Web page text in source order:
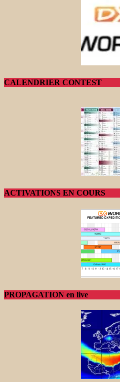
CALENDRIER CONTEST
ACTIVATIONS EN COURS
PROPAGATION en live